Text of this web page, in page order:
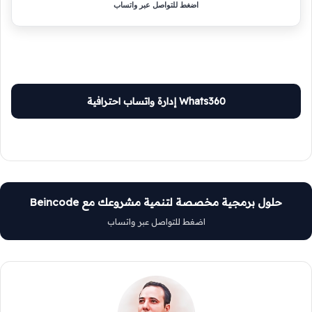
اضغط للتواصل عبر واتساب
Whats360 إدارة واتساب احترافية
حلول برمجية مخصصة لتنمية مشروعك مع Beincode
اضغط للتواصل عبر واتساب